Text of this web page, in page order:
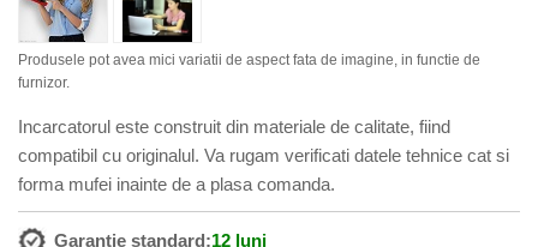
Produsele pot avea mici variatii de aspect fata de imagine, in functie de
furnizor.
Incarcatorul este construit din materiale de calitate, fiind
compatibil cu originalul. Va rugam verificati datele tehnice cat si
forma mufei inainte de a plasa comanda.
Garantie standard:12 luni